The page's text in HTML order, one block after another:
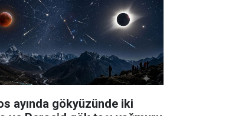
ayında gökyüzünde iki